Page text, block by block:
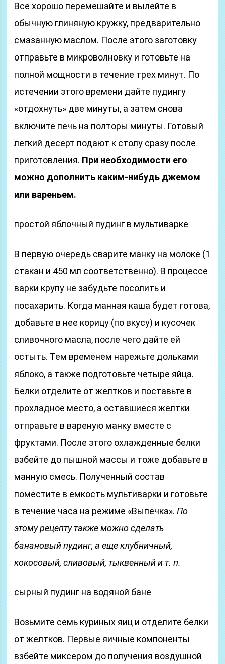
Все хорошо перемешайте и вылейте в
обычную глиняную кружку, предварительно
смазанную маслом. После этого заготовку
отправьте в микроволновку и готовьте на
полной мощности в течение трех минут. По
истечении этого времени дайте пудингу
«отдохнуть» две минуты, а затем снова
включите печь на полторы минуты. Готовый
легкий десерт подают к столу сразу после
приготовления. При необходимости его
можно дополнить каким-нибудь джемом
или вареньем.
простой яблочный пудинг в мультиварке
В первую очередь сварите манку на молоке (1
стакан и 450 мл соответственно). В процессе
варки крупу не забудьте посолить и
посахарить. Когда манная каша будет готова,
добавьте в нее корицу (по вкусу) и кусочек
сливочного масла, после чего дайте ей
остыть. Тем временем нарежьте дольками
яблоко, а также подготовьте четыре яйца.
Белки отделите от желтков и поставьте в
прохладное место, а оставшиеся желтки
отправьте в вареную манку вместе с
фруктами. После этого охлажденные белки
взбейте до пышной массы и тоже добавьте в
манную смесь. Полученный состав
поместите в емкость мультиварки и готовьте
в течение часа на режиме «Выпечка».По
этому рецепту также можно сделать
банановый пудинг, а еще клубничный,
кокосовый, сливовый, тыквенный и т. п.
сырный пудинг на водяной бане
Возьмите семь куриных яиц и отделите белки
от желтков. Первые яичные компоненты
взбейте миксером до получения воздушной